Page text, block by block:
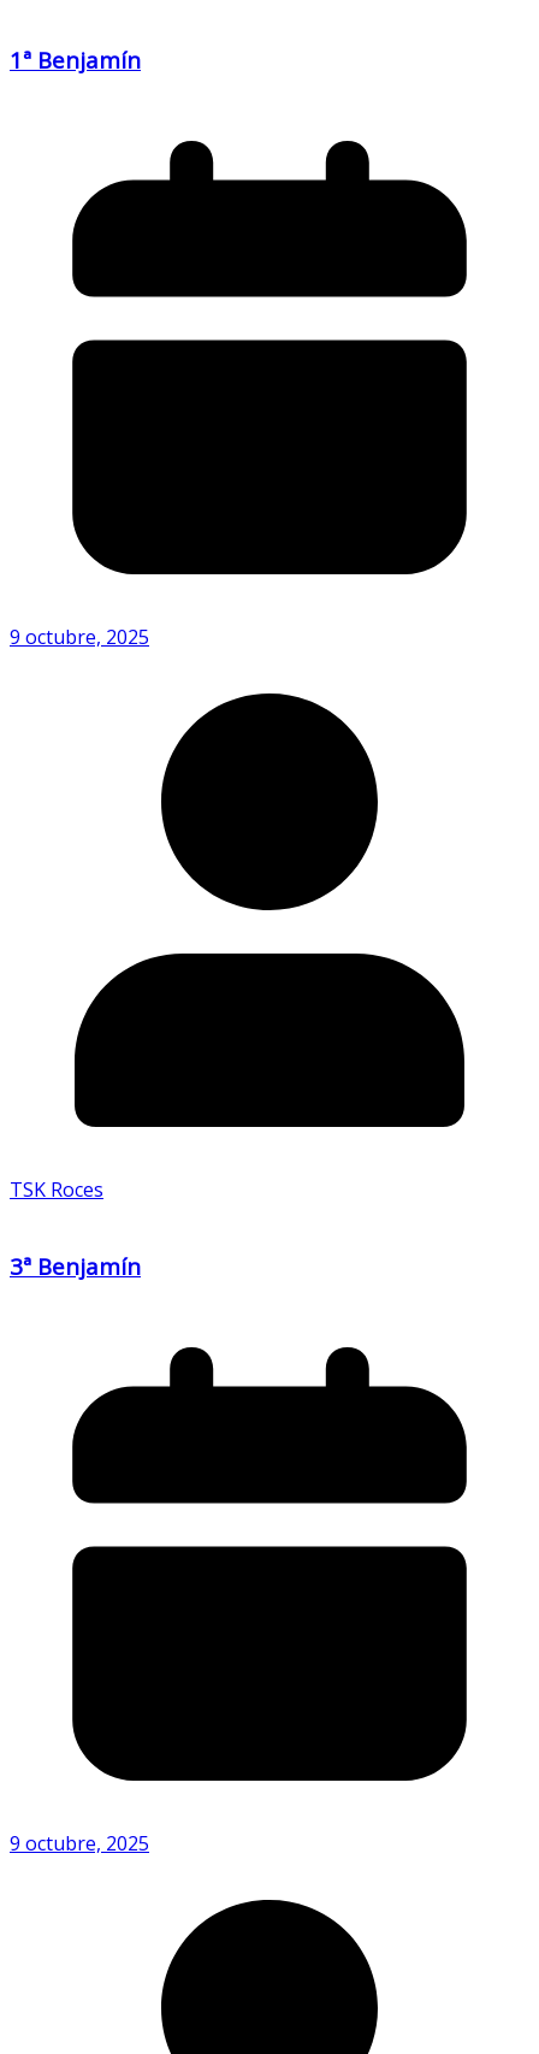
1ª Benjamín
9 octubre, 2025
TSK Roces
3ª Benjamín
9 octubre, 2025